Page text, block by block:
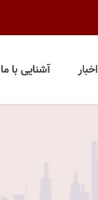
اخبار آشنایی با ما